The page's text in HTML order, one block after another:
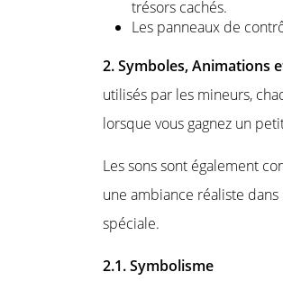
trésors cachés.
Les panneaux de
2. Symboles, Animations
utilisés par les mineurs,
lorsque vous gagnez un
Les sons sont également
une ambiance réaliste
spéciale.
2.1. Symbolisme